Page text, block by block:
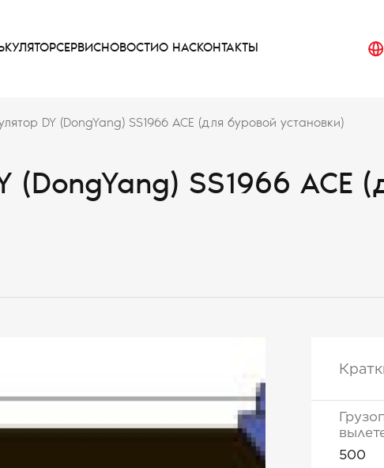
СЕРВИСНОВОСТИО НАСКОНТАКТЫ
DY (DongYang) SS1966 ACE (для буровой установки)
(DongYang) SS1966 ACE
500